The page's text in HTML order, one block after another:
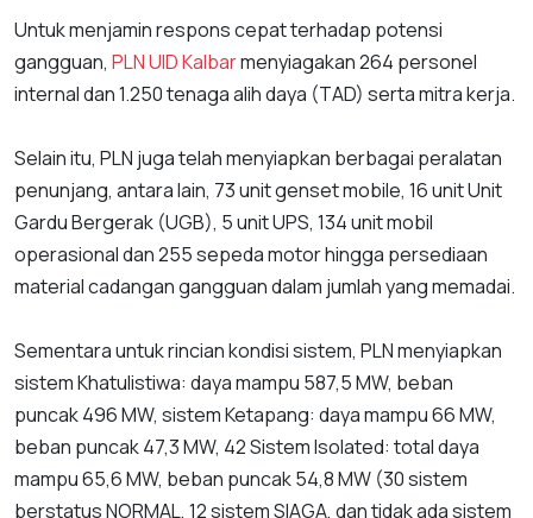
Untuk menjamin respons cepat terhadap potensi
gangguan, PLN UIDKalbarmenyiagakan 264 personel
internal dan 1.250 tenaga alih daya (TAD) serta mitra kerja.
Selain itu, PLN juga telah menyiapkan berbagai peralatan
penunjang, antara lain, 73 unit genset mobile, 16 unit Unit
Gardu Bergerak (UGB), 5 unit UPS, 134 unit mobil
operasional dan 255 sepeda motor hingga persediaan
material cadangan gangguan dalam jumlah yang memadai.
Sementara untuk rincian kondisi sistem, PLN menyiapkan
sistem Khatulistiwa: daya mampu 587,5 MW, beban
puncak 496 MW, sistem Ketapang: daya mampu 66 MW,
beban puncak 47,3 MW, 42 Sistem Isolated: total daya
mampu 65,6 MW, beban puncak 54,8 MW (30 sistem
berstatus NORMAL, 12 sistem SIAGA, dan tidak ada sistem